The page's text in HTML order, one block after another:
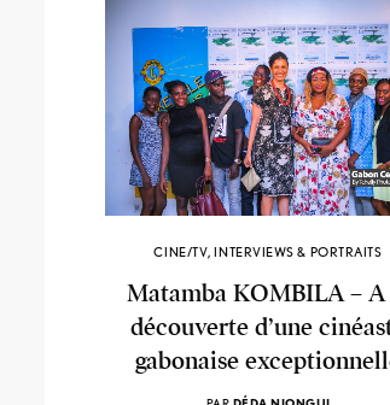
CINE/TV,INTERVIEWS & PORTRAITS
Matamba KOMBILA – A
découverte d’une
gabonaise